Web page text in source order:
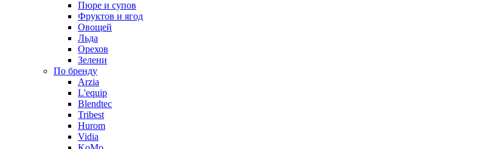
Пюре и супов
Фруктов и ягод
Овощей
Льда
Орехов
Зелени
По бренду
Arzia
L'equip
Blendtec
Tribest
Hurom
Vidia